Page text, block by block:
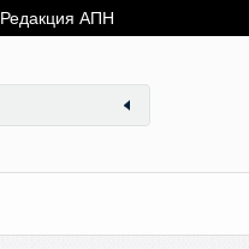
Редакция АПН